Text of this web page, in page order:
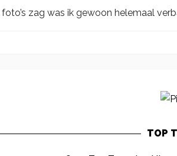
zag was ik gewoon helemaal
TOP